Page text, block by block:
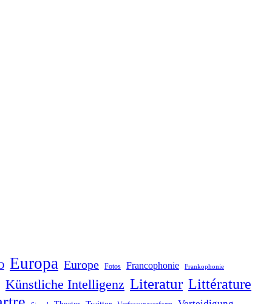
Europa Europe Fotos Francophonie Frankophonie
Künstliche Intelligenz Literatur Littérature